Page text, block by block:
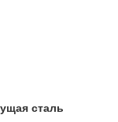
сталь